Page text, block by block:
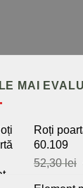
MAI
Roți
60.109
52,30lei